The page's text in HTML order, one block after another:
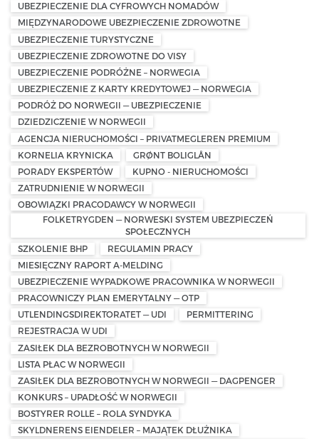
UBEZPIECZENIE DLA CYFROWYCH NOMADÓW
MIĘDZYNARODOWE UBEZPIECZENIE ZDROWOTNE
UBEZPIECZENIE TURYSTYCZNE
UBEZPIECZENIE ZDROWOTNE DO VISY
UBEZPIECZENIE PODRÓŻNE – NORWEGIA
UBEZPIECZENIE Z KARTY KREDYTOWEJ — NORWEGIA
PODRÓŻ DO NORWEGII — UBEZPIECZENIE
DZIEDZICZENIE W NORWEGII
AGENCJA NIERUCHOMOŚCI – PRIVATMEGLEREN PREMIUM
KORNELIA KRYNICKA
GRØNT BOLIGLÅN
PORADY EKSPERTÓW
KUPNO - NIERUCHOMOŚCI
ZATRUDNIENIE W NORWEGII
OBOWIĄZKI PRACODAWCY W NORWEGII
FOLKETRYGDEN — NORWESKI SYSTEM UBEZPIECZEŃ
SPOŁECZNYCH
SZKOLENIE BHP
REGULAMIN PRACY
MIESIĘCZNY RAPORT A-MELDING
UBEZPIECZENIE WYPADKOWE PRACOWNIKA W NORWEGII
PRACOWNICZY PLAN EMERYTALNY — OTP
UTLENDINGSDIREKTORATET — UDI
PERMITTERING
REJESTRACJA W UDI
ZASIŁEK DLA BEZROBOTNYCH W NORWEGII
LISTA PŁAC W NORWEGII
ZASIŁEK DLA BEZROBOTNYCH W NORWEGII — DAGPENGER
KONKURS – UPADŁOŚĆ W NORWEGII
BOSTYRER ROLLE – ROLA SYNDYKA
SKYLDNERENS EIENDELER – MAJĄTEK DŁUŻNIKA